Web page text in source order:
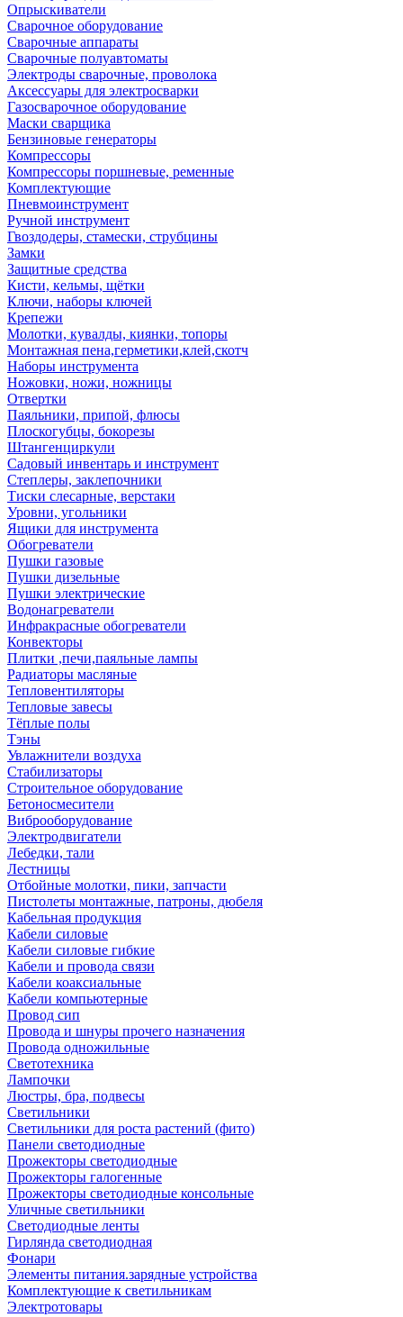
Опрыскиватели
Сварочное оборудование
Сварочные аппараты
Сварочные полуавтоматы
Электроды сварочные, проволока
Аксессуары для электросварки
Газосварочное оборудование
Маски сварщика
Бензиновые генераторы
Компрессоры
Компрессоры поршневые, ременные
Комплектующие
Пневмоинструмент
Ручной инструмент
Гвоздодеры, стамески, струбцины
Замки
Защитные средства
Кисти, кельмы, щётки
Ключи, наборы ключей
Крепежи
Молотки, кувалды, киянки, топоры
Монтажная пена,герметики,клей,скотч
Наборы инструмента
Ножовки, ножи, ножницы
Отвертки
Паяльники, припой, флюсы
Плоскогубцы, бокорезы
Штангенциркули
Садовый инвентарь и инструмент
Степлеры, заклепочники
Тиски слесарные, верстаки
Уровни, угольники
Ящики для инструмента
Обогреватели
Пушки газовые
Пушки дизельные
Пушки электрические
Водонагреватели
Инфракрасные обогреватели
Конвекторы
Плитки ,печи,паяльные лампы
Радиаторы масляные
Тепловентиляторы
Тепловые завесы
Тёплые полы
Тэны
Увлажнители воздуха
Стабилизаторы
Строительное оборудование
Бетоносмесители
Виброоборудование
Электродвигатели
Лебедки, тали
Лестницы
Отбойные молотки, пики, запчасти
Пистолеты монтажные, патроны, дюбеля
Кабельная продукция
Кабели силовые
Кабели силовые гибкие
Кабели и провода связи
Кабели коаксиальные
Кабели компьютерные
Провод сип
Провода и шнуры прочего назначения
Провода одножильные
Светотехника
Лампочки
Люстры, бра, подвесы
Светильники
Светильники для роста растений (фито)
Панели светодиодные
Прожекторы светодиодные
Прожекторы галогенные
Прожекторы светодиодные консольные
Уличные светильники
Светодиодные ленты
Гирлянда светодиодная
Фонари
Элементы питания.зарядные устройства
Комплектующие к светильникам
Электротовары